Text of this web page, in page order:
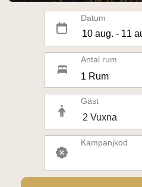
Datum
Antal rum
1 Rum
Gäst
Kampanjkod